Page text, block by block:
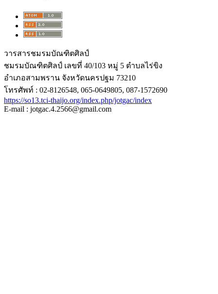
วารสารชมรมบัณฑิตศิลป์
ชมรมบัณฑิตศิลป์ เลขที่ 40/103 หมู่ 5 ตำบลไร่ขิง
อำเภอสามพราน จังหวัดนครปฐม 73210
โทรศัพท์ : 02-8126548, 065-0649805, 087-1572690
https://so13.tci-thaijo.org/index.php/jotgac/index
E-mail : jotgac.4.2566@gmail.com